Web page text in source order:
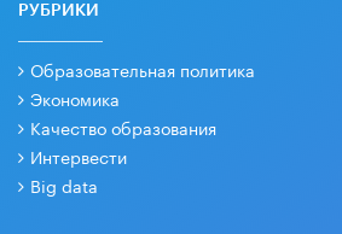
РУБРИКИ
Образовательная политика
Экономика
Качество образования
Интервести
Big data